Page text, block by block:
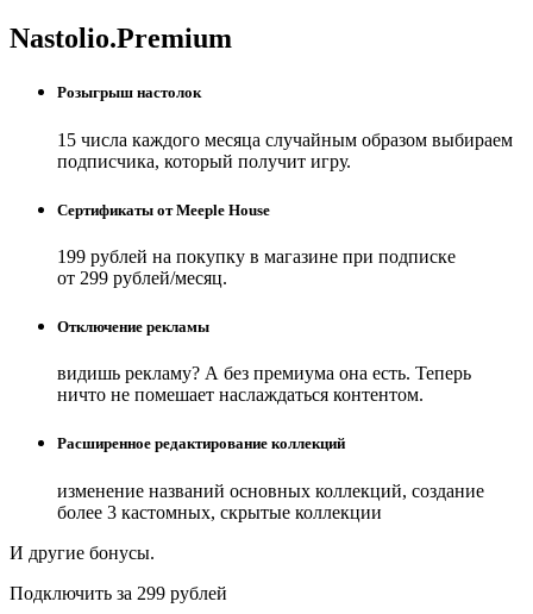
Nastolio.Premium
Розыгрыш настолок
15 числа каждого месяца случайным образом выбираем
подписчика, который получит игру.
Сертификаты от Meeple House
199 рублей на покупку в магазине при подписке
от 299 рублей/месяц.
Отключение рекламы
видишь рекламу? А без премиума она есть. Теперь
ничто не помешает наслаждаться контентом.
Расширенное редактирование коллекций
изменение названий основных коллекций, создание
более 3 кастомных, скрытые коллекции
И другие бонусы.
Подключить за 299 рублей